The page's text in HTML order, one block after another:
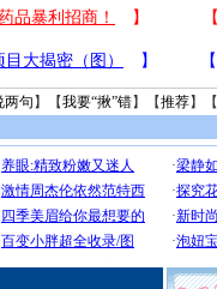
两句 】【我要“揪”错】【推荐】